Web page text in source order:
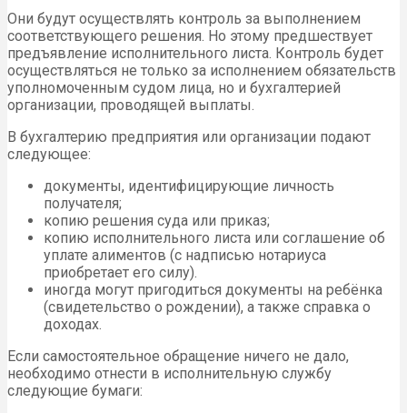
Они будут осуществлять контроль за выполнением
соответствующего решения. Но этому предшествует
предъявление исполнительного листа. Контроль будет
осуществляться не только за исполнением обязательств
уполномоченным судом лица, но и бухгалтерией
организации, проводящей выплаты.
В бухгалтерию предприятия или организации подают
следующее:
документы, идентифицирующие личность
получателя;
копию решения суда или приказ;
копию исполнительного листа или соглашение об
уплате алиментов (с надписью нотариуса
приобретает его силу).
иногда могут пригодиться документы на ребёнка
(свидетельство о рождении), а также справка о
доходах.
Если самостоятельное обращение ничего не дало,
необходимо отнести в исполнительную службу
следующие бумаги: